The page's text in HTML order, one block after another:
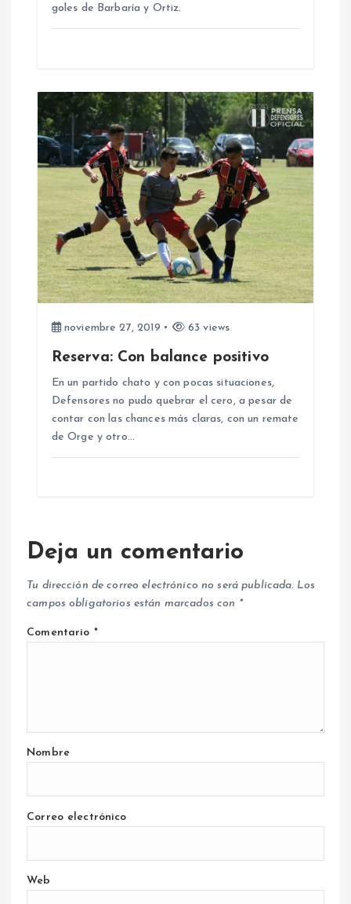
d
a
goles de Barbaría y Ortiz.
noviembre 27, 2019 63 views
Reserva: Con balance positivo
En un partido chato y con pocas situaciones,
Defensores no pudo quebrar el cero, a pesar de
contar con las chances más claras, con un remate
de Orge y otro…
Deja un comentario
Tu dirección de correo electrónico no será publicada. Los
campos obligatorios están marcados con *
Comentario *
Nombre
Correo electrónico
Web